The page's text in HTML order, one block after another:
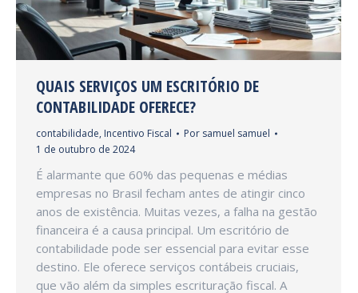
QUAIS SERVIÇOS UM ESCRITÓRIO DE
CONTABILIDADE OFERECE?
contabilidade, Incentivo Fiscal Por samuel samuel
1 de outubro de 2024
É alarmante que 60% das pequenas e médias
empresas no Brasil fecham antes de atingir cinco
anos de existência. Muitas vezes, a falha na gestão
financeira é a causa principal. Um escritório de
contabilidade pode ser essencial para evitar esse
destino. Ele oferece serviços contábeis cruciais,
que vão além da simples escrituração fiscal. A